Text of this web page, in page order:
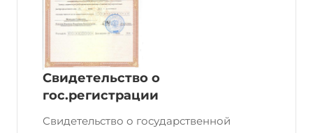
Свидетельство о
гос.регистрации
Свидетельство о государственной